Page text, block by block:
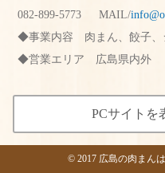
082-899-5773 MAIL/
事業内容
肉まん、餃子
営業エリア
広島県内外
PCサイトを
© 2017 広島の肉まん